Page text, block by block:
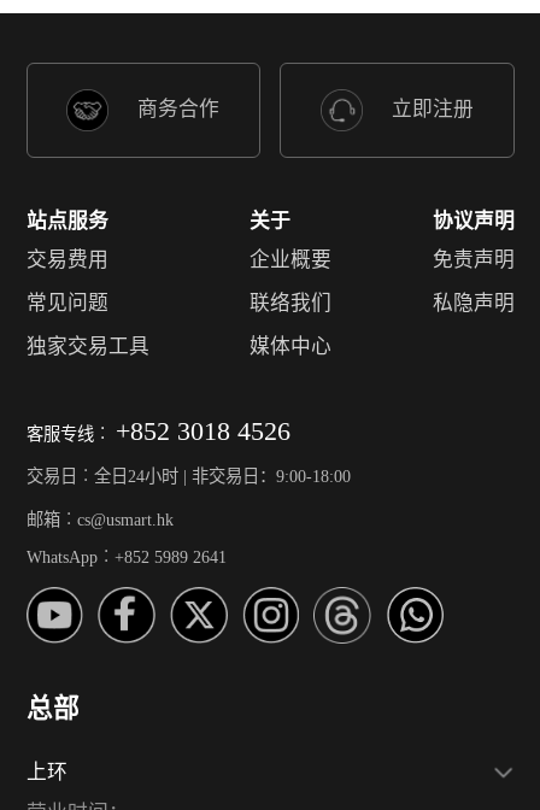
商务合作 立即注册
站点服务
交易费用
常见问题
独家交易工具
关于
企业概要
联络我们
媒体中心
协议声明
免责声明
私隐声明
客服专线︰ +852 3018 4526
交易日︰全日24小时 | 非交易日：9:00-18:00
邮箱︰cs@usmart.hk
WhatsApp︰+852 5989 2641
总部
上环